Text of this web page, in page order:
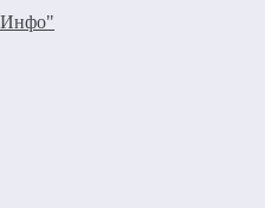
Инфо"